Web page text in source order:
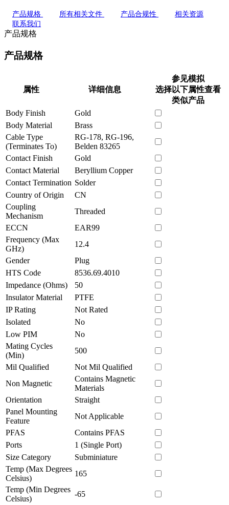
产品规格 所有相关文件 产品合规性
相关资源
联系我们
产品规格
产品规格
属性 详细信息
参见模拟
选择以下属性查看
类似产品
Body Finish
Gold
Body Material
Brass
Cable Type
(Terminates To)
RG-178, RG-196,
Belden 83265
Contact Finish
Gold
Contact Material
Beryllium Copper
Contact Termination Solder
Country of Origin
CN
Coupling
Mechanism
Threaded
ECCN
EAR99
Frequency (Max
GHz)
12.4
Gender
Plug
HTS Code
8536.69.4010
Impedance (Ohms)
50
Insulator Material
PTFE
IP Rating
Not Rated
Isolated
No
Low PIM
No
Mating Cycles
(Min)
500
Mil Qualified
Not Mil Qualified
Non Magnetic
Contains Magnetic
Materials
Orientation
Straight
Panel Mounting
Feature
Not Applicable
PFAS
Contains PFAS
Ports
1 (Single Port)
Size Category
Subminiature
Temp (Max Degrees
Celsius)
165
Temp (Min Degrees
Celsius)
-65